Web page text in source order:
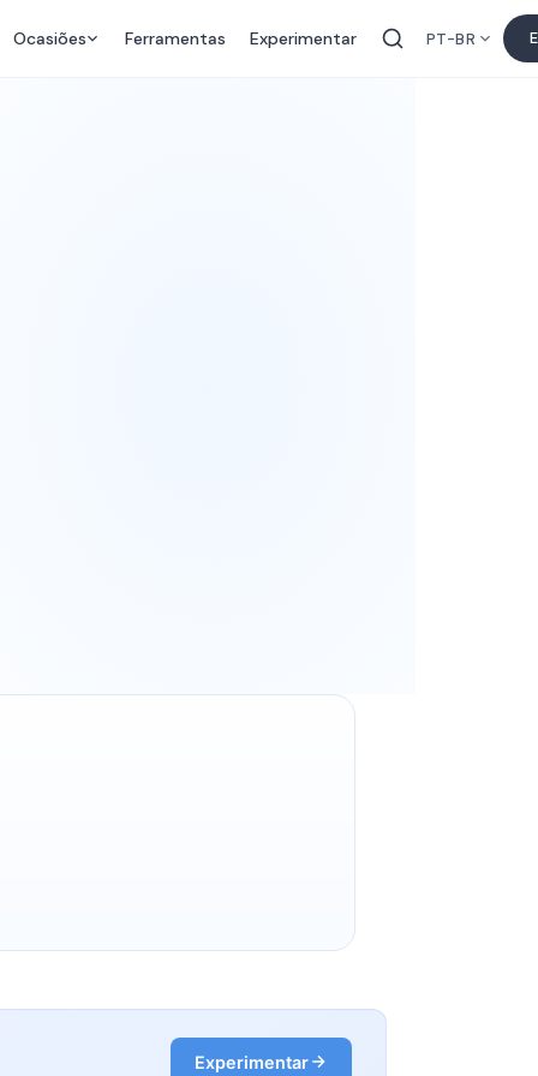
Ocasiões Ferramentas Experimentar PT-BR
Experimentar